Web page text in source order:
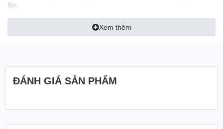
lần.
Xem thêm
ĐÁNH GIÁ SẢN PHẨM